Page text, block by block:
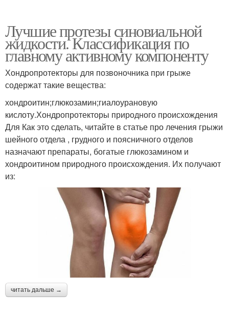
Лучшие протезы синовиальной
жидкости. Классификация по
главному активному компоненту
Хондропротекторы для позвоночника при грыже
содержат такие вещества:
хондроитин;глюкозамин;гиалоурановую
кислоту.Хондропротекторы природного происхождения
Для Как это сделать, читайте в статье про лечения грыжи
шейного отдела , грудного и поясничного отделов
назначают препараты, богатые глюкозамином и
хондроитином природного происхождения. Их получают
из:
читать дальше →